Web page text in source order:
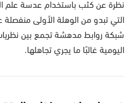
نظرة عن كثب باستخدام عدسة علم
التي تبدو من الوهلة الأولى
شبكة روابط مدهشة تجمع بين
اليومية غالبًا ما يجري تجاهلها.